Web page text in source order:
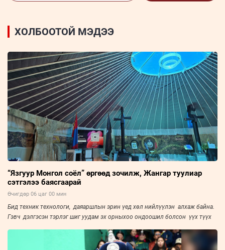
ХОЛБООТОЙ МЭДЭЭ
“Язгуур Монгол соёл” өргөөд зочилж, Жангар туулиар
сэтгэлээ баясгаарай
Өчигдөр 06 цаг 00 мин
Бид техник технологи, даяаршлын эрин үед хөл нийлүүлэн алхаж байна.
Гэвч дэлгэсэн тэрлэг шиг уудам эх орныхоо ондоошил болсон үүх түүх